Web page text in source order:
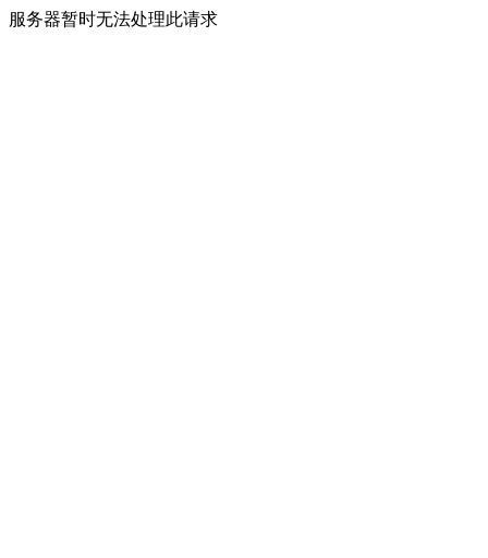
服务器暂时无法处理此请求